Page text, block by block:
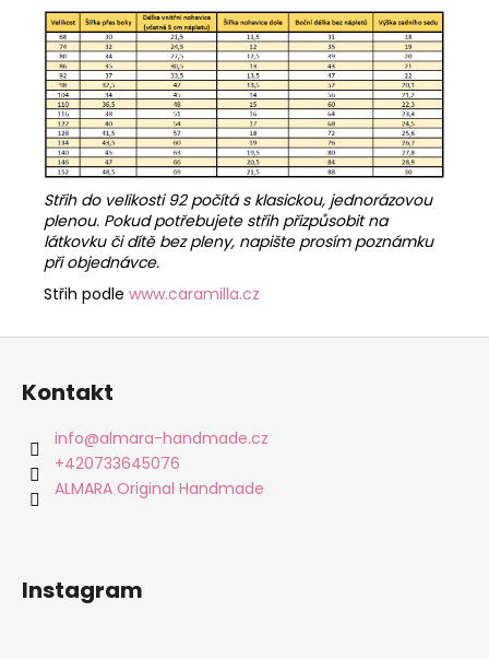
Střih do velikosti 92 počítá s klasickou, jednorázovou
plenou. Pokud potřebujete střih přizpůsobit na
látkovku či dítě bez pleny, napište prosím poznámku
při objednávce.
Střih podle www.caramilla.cz
Z
Kontakt
info@almara-handmade.cz
+420733645076
ALMARA Original Handmade
Instagram